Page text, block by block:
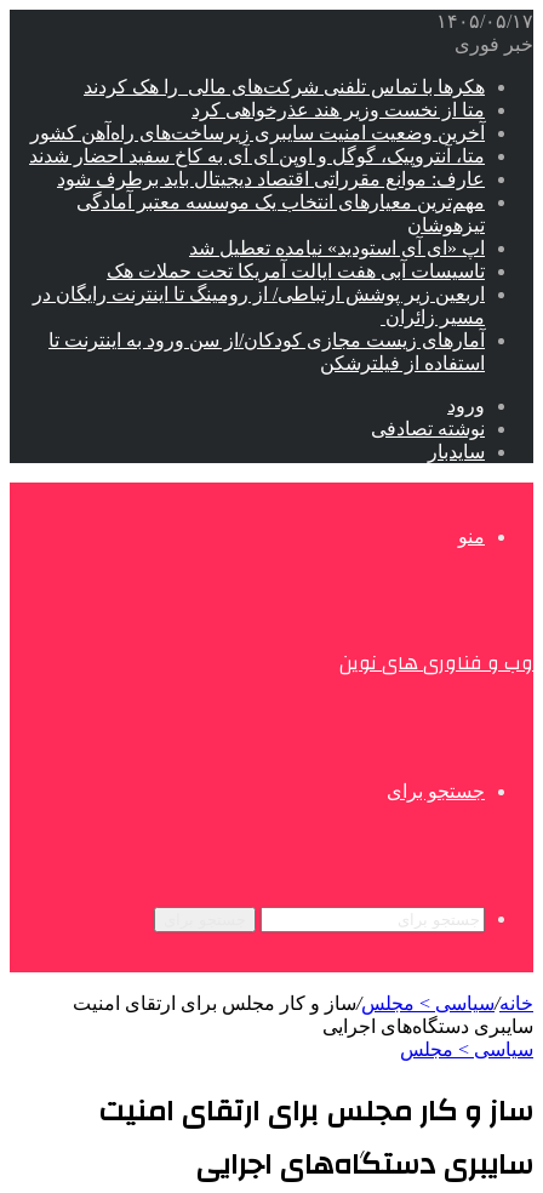
۱۴۰۵/۰۵/۱۷
خبر فوری
هکرها با تماس تلفنی شرکت‌های مالی را هک کردند
متا از نخست وزیر هند عذرخواهی کرد
آخرین وضعیت امنیت سایبری زیرساخت‌های راه‌آهن کشور
متا، آنتروپیک، گوگل و اوپن ای آی به کاخ سفید احضار شدند
عارف: موانع مقرراتی اقتصاد دیجیتال باید برطرف شود
مهم‌ترین معیارهای انتخاب یک موسسه معتبر آمادگی
تیزهوشان
اپ «ای آی استودید» نیامده تعطیل شد
تاسیسات آبی هفت ایالت آمریکا تحت حملات هک
اربعین زیر پوشش ارتباطی/ از رومینگ تا اینترنت رایگان در
مسیر زائران
آمارهای زیست مجازی کودکان/از سن ورود به اینترنت تا
استفاده از فیلترشکن
ورود
نوشته تصادفی
سایدبار
منو
وب و فناوری های نوین
جستجو برای
خانه/سیاسی > مجلس/ساز و کار مجلس برای ارتقای امنیت
سایبری دستگاه‌های اجرایی
سیاسی > مجلس
ساز و کار مجلس برای ارتقای امنیت
سایبری دستگاه‌های اجرایی